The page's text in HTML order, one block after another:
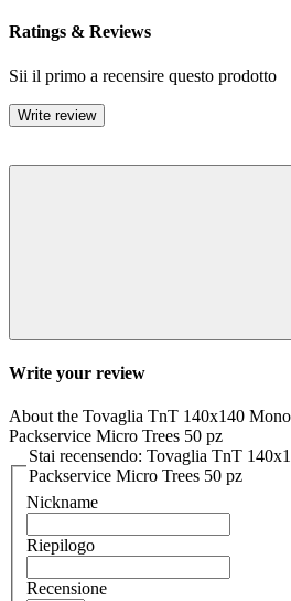
Ratings & Reviews
Sii il primo a recensire questo prodotto
Write review
Write your review
About the Tovaglia TnT 140x140
Packservice Micro Trees 50 pz
Stai recensendo: Tovaglia TnT 140x140 Monouso in Spunlace
Packservice Micro Trees 50 pz
Nickname
Riepilogo
Recensione